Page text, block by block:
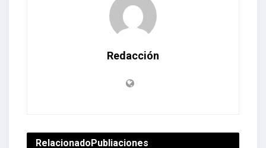
Redacción
RelacionadoPubliaciones